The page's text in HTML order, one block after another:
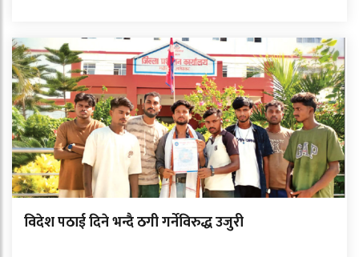
विदेश पठाई दिने भन्दै ठगी गर्नेविरुद्ध उजुरी